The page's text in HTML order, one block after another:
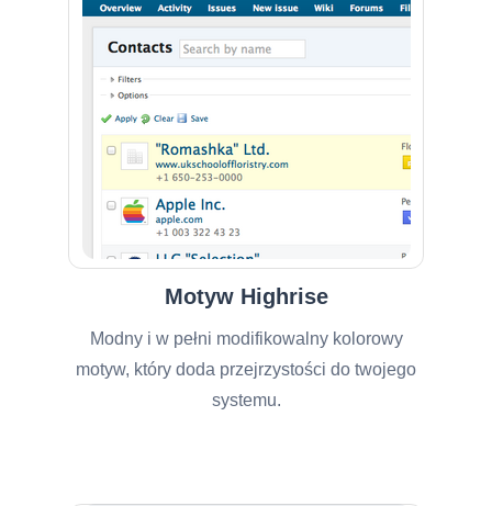
Motyw Highrise
Modny i w pełni modifikowalny kolorowy
motyw, który doda przejrzystości do twojego
systemu.